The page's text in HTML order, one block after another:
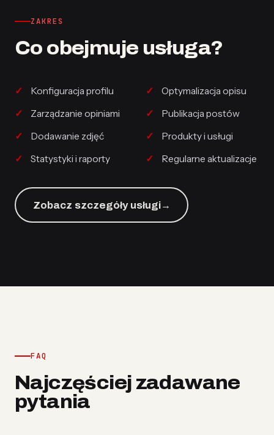
ZAKRES
Co obejmuje usługa?
Konfiguracja profilu
Optymalizacja opisu
Zarządzanie opiniami
Publikacja postów
Dodawanie zdjęć
Produkty i usługi
Statystyki i raporty
Regularne aktualizacje
Zobacz szczegóły usługi→
FAQ
Najczęściej zadawane
pytania